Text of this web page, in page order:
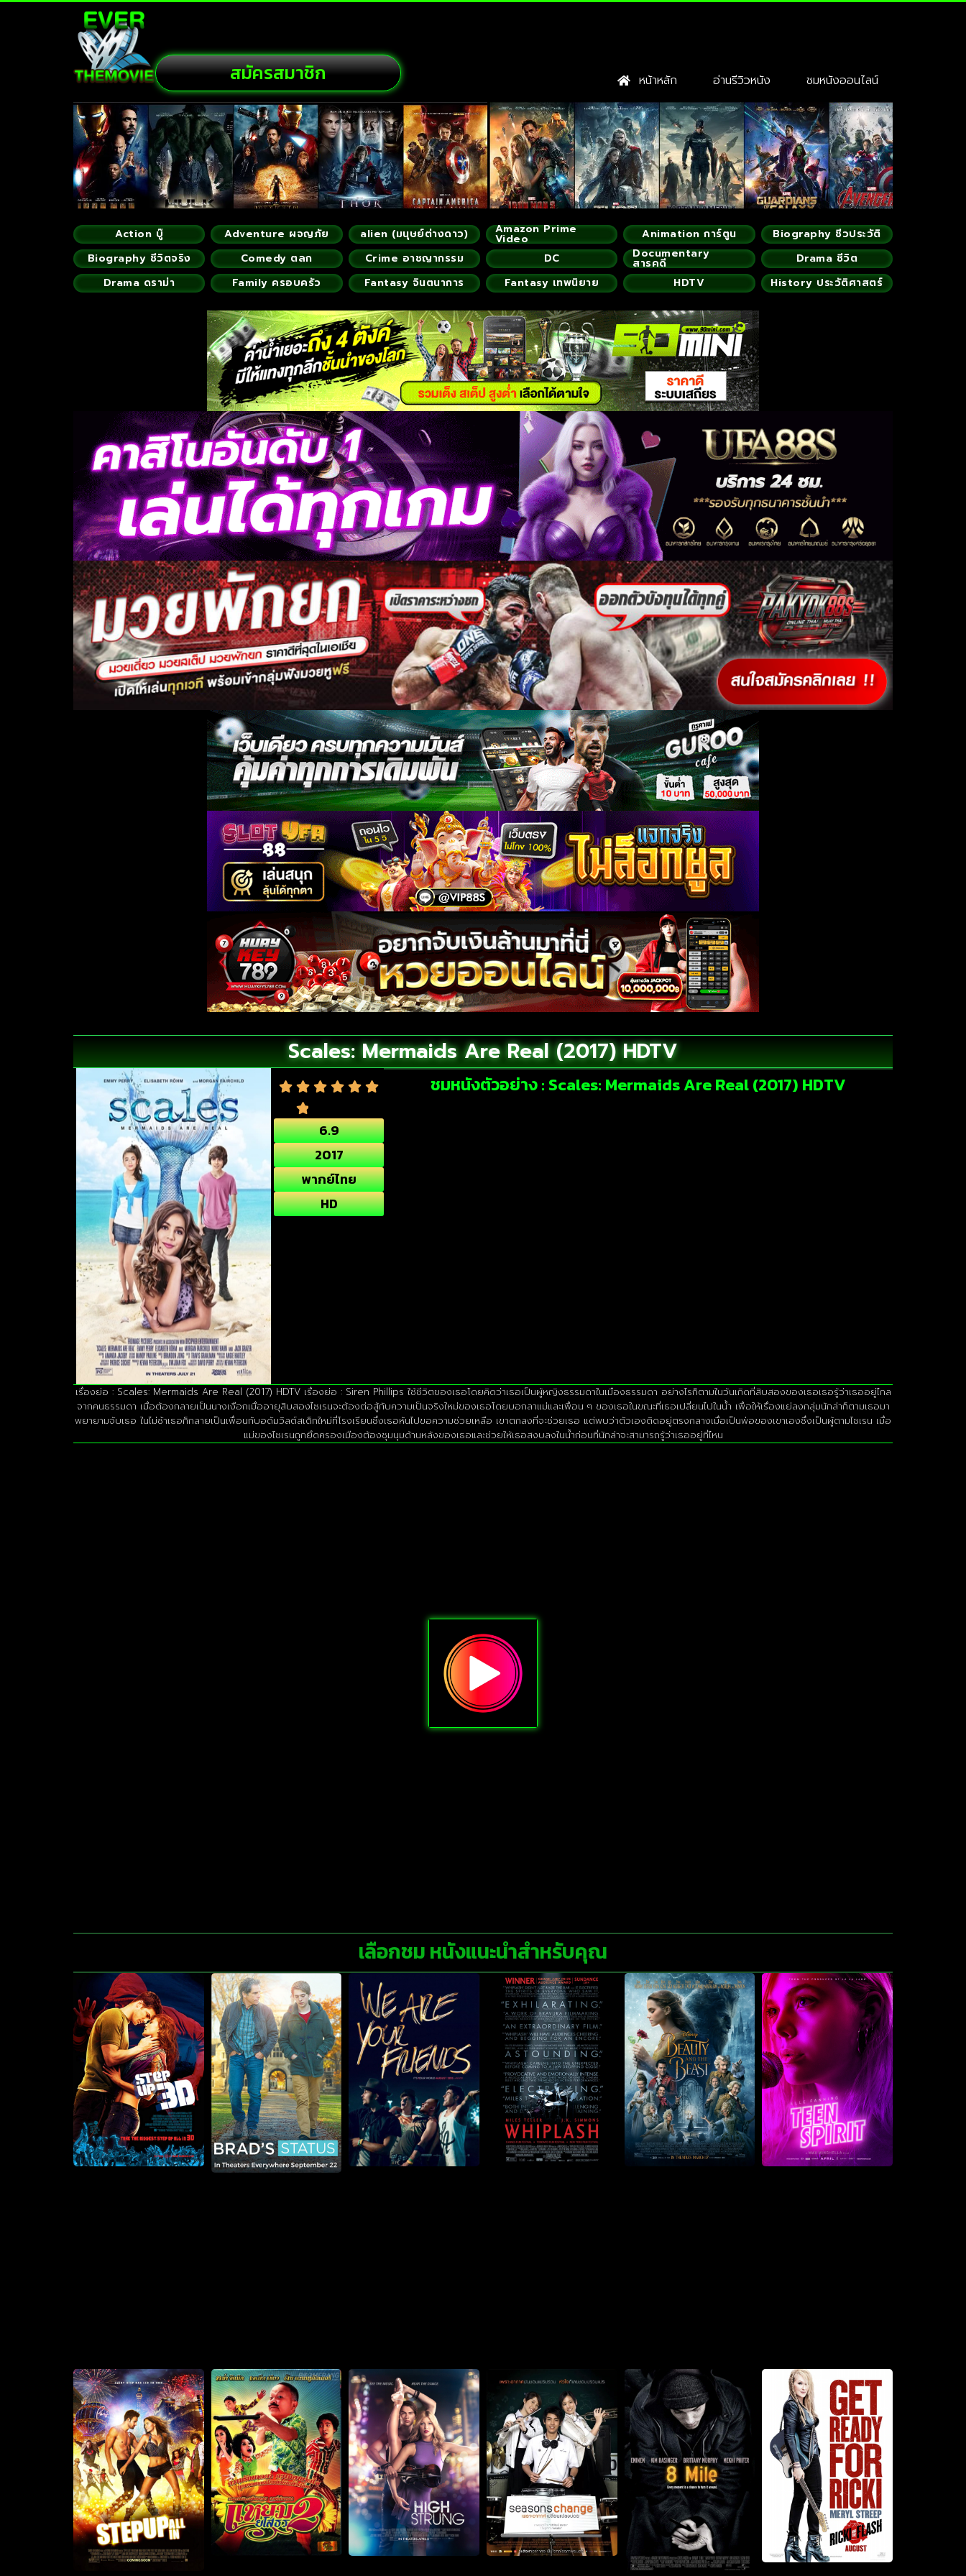
สมัครสมาชิก หน้าหลัก อ่านรีวิวหนัง ชมหนังออนไลน์
Action บู๊ Adventure ผจญภัย alien (มนุษย์ต่างดาว) Amazon Prime
Video Animation การ์ตูน
Biography ชีวประวัติ
Biography ชีวิตจริง
Comedy ตลก Crime อาชญากรรม DC Documentary
สารคดี
Drama ชีวิต
Drama ดราม่า
Family ครอบครัว Fantasy จินตนาการ Fantasy เทพนิยาย HDTV History ประวัติศาสตร์
Scales: Mermaids Are Real (2017) HDTV
6.9
2017
พากย์ไทย
HD
ชมหนังตัวอย่าง : Scales: Mermaids Are Real (2017) HDTV
เรื่องย่อ : Scales: Mermaids Are Real (2017) HDTV เรื่องย่อ : Siren Phillips ใช้ชีวิตของเธอโดยคิดว่าเธอเป็นผู้หญิงธรรมดาในเมืองธรรมดา อย่างไรก็ตามในวันเกิดที่สิบสองของเธอเธอรู้ว่าเธออยู่ไกล
จากคนธรรมดา เมื่อต้องกลายเป็นนางเงือกเมื่ออายุสิบสองไซเรนจะต้องต่อสู้กับความเป็นจริงใหม่ของเธอโดยบอกลาแม่และเพื่อน ๆ ของเธอในขณะที่เธอเปลี่ยนไปในน้ำ เพื่อให้เรื่องแย่ลงกลุ่มนักล่าก็ตามเธอมา
พยายามจับเธอ ในไม่ช้าเธอก็กลายเป็นเพื่อนกับอดัมวิลต์สเด็กใหม่ที่โรงเรียนซึ่งเธอหันไปขอความช่วยเหลือ เขาตกลงที่จะช่วยเธอ แต่พบว่าตัวเองติดอยู่ตรงกลางเมื่อเป็นพ่อของเขาเองซึ่งเป็นผู้ตามไซเรน เมื่อ
แม่ของไซเรนถูกยึดครองเมืองต้องชุมนุมด้านหลังของเธอและช่วยให้เธอสงบลงในน้ำก่อนที่นักล่าจะสามารถรู้ว่าเธออยู่ที่ไหน
เลือกชม หนังแนะนำสำหรับคุณ